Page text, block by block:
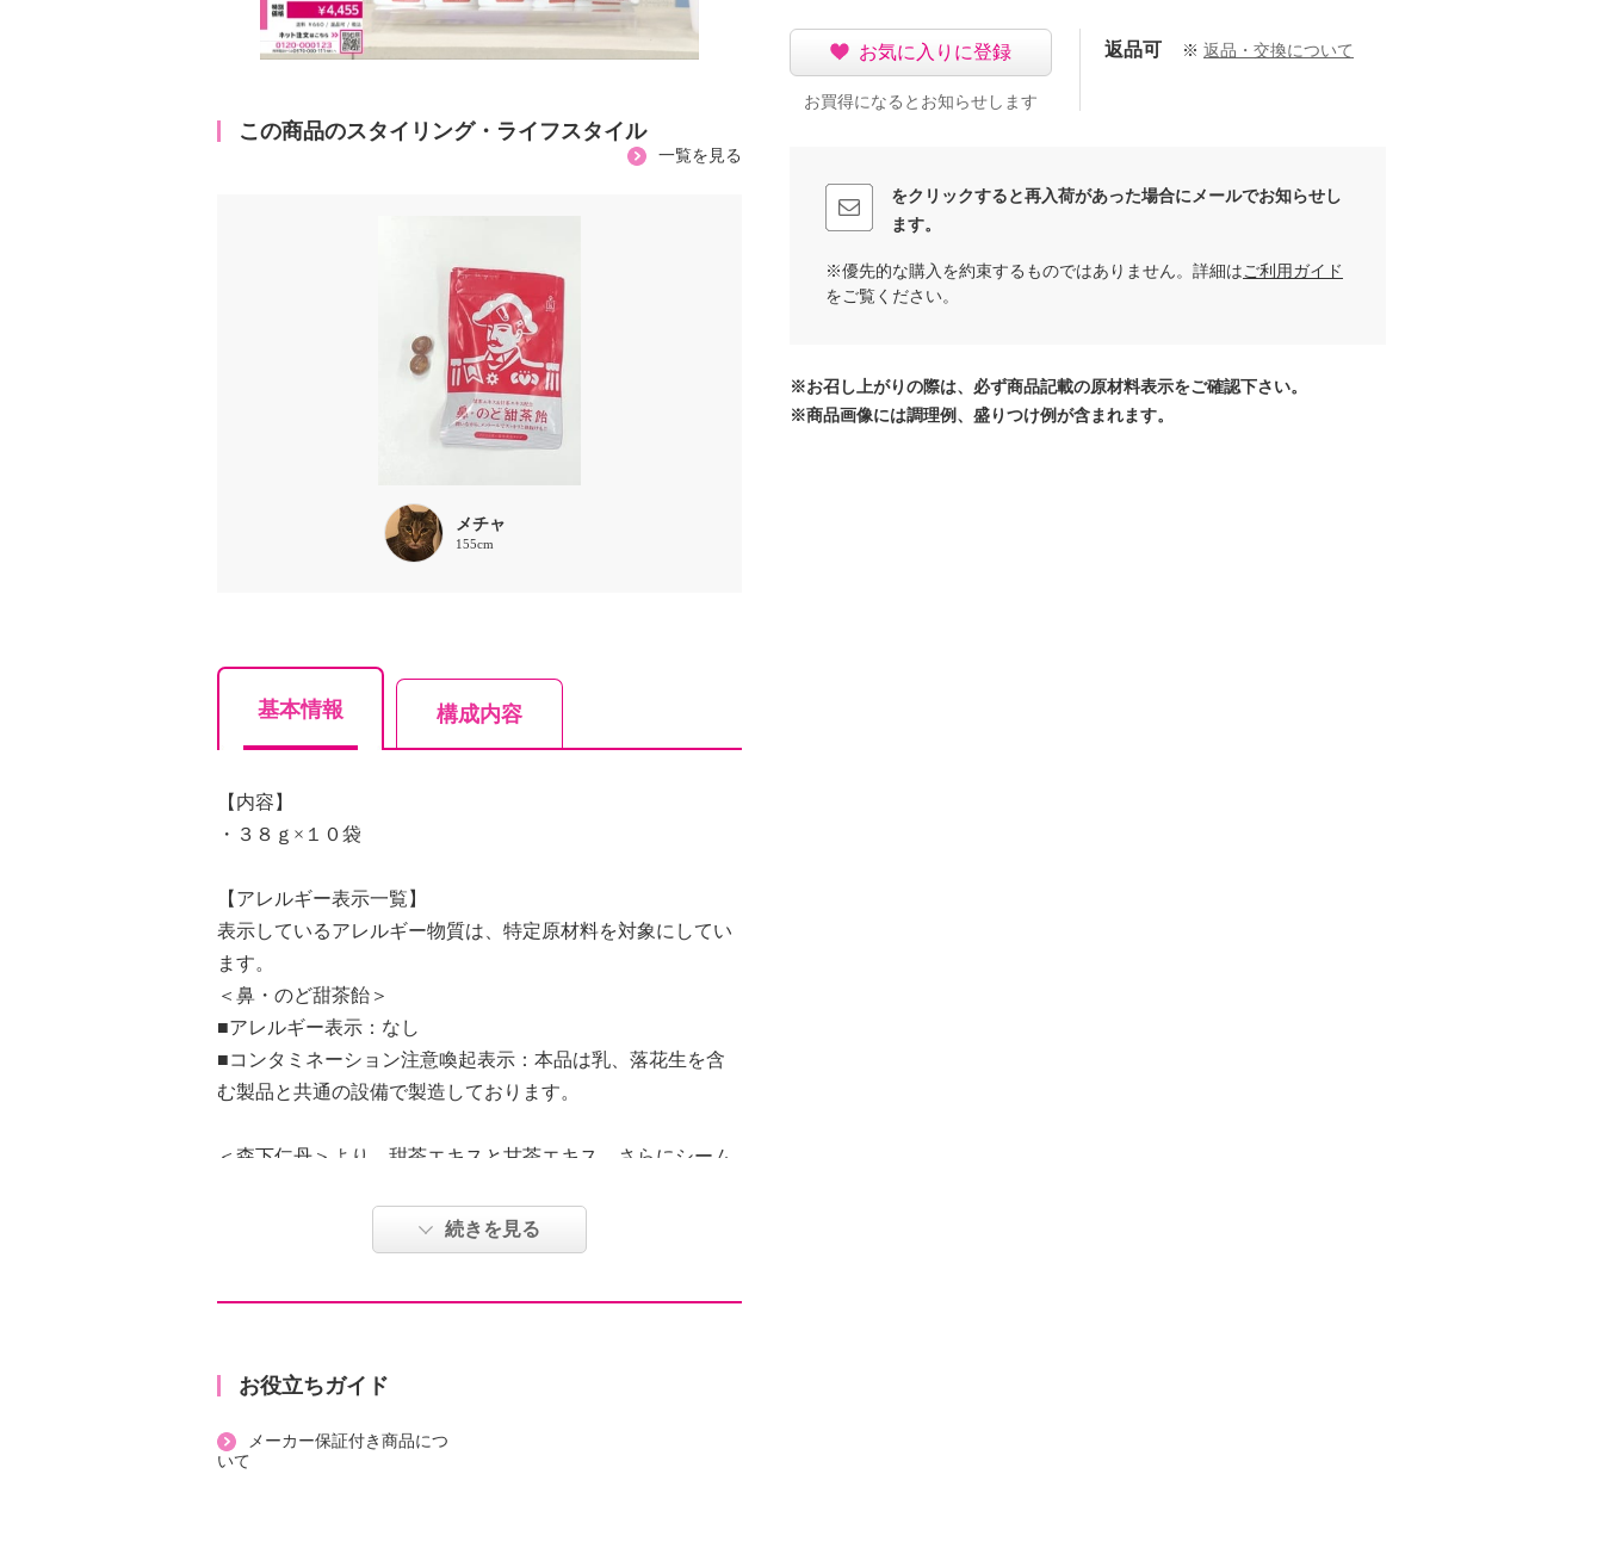
商品動画を見る
この商品のスタイリング・ライフスタイル
一覧を見る
メチャ
155cm
基本情報 構成内容
【内容】
・３８ｇ×１０袋
【アレルギー表示一覧】
表示しているアレルギー物質は、特定原材料を対象にしてい
ます。
＜鼻・のど甜茶飴＞
■アレルギー表示：なし
■コンタミネーション注意喚起表示：本品は乳、落花生を含
む製品と共通の設備で製造しております。
＜森下仁丹＞より、甜茶エキスと甘茶エキス、さらにシーム
が入った「鼻・のど甜茶飴」１０袋セットです。潤いなが
ら、メントールですっきりとした爽快感を得ることができま
鼻に抜けるようなすっきりとした使用感を実現するために、
仁丹＞の独自技術であるシームレスカプセルを使用。食べる
続きを見る
お役立ちガイド
メーカー保証付き商品につ
いて
お気に入りに登録
お買得になるとお知らせします
返品可 ※ 返品・交換について
をクリックすると再入荷があった場合にメールでお知らせし
ます。
※優先的な購入を約束するものではありません。詳細は ご利用ガイド
をご覧ください。
※お召し上がりの際は、必ず商品記載の原材料表示をご確認下さい。
※商品画像には調理例、盛りつけ例が含まれます。